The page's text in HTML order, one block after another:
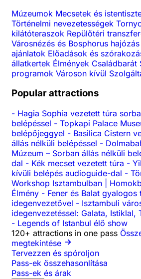
Múzeumok Mecsetek és
Történelmi nevezetességek
kilátóteraszok Repülőtéri
Városnézés és Bosphorus hajózás
ajánlatok Előadások és
állatkertek Élmények Családbarát
programok Városon kívül
Popular attractions
- Hagia Sophia vezetett túra
belépéssel - Topkapi Palace
belépőjeggyel - Basilica Cistern
állás nélküli belépéssel -
Múzeum – Sorban állás nélküli
dal - Kék mecset vezetett túra -
kívüli belépés audioguide-dal -
Workshop Isztambulban |
Élmény - Fener és Balat gyalogos
idegenvezetővel - Isztambuli
idegenvezetéssel: Galata, Istiklal,
- Legends of Istanbul élő show
120+ attractions in one pass
megtekintése
Tervezzen és spóroljon
Pass-ek összehasonlítása
Pass-ek és árak